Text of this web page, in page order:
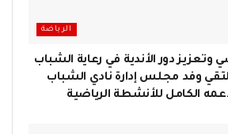
الرياضة
وتعزيز دور الأندية في رعاية الشباب
وفد مجلس إدارة نادي الشباب
الكامل للأنشطة الرياضية